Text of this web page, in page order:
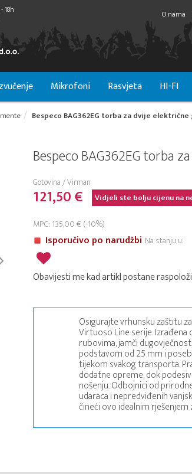
18h O nama
Mikrofoni Rasvjeta HI-FI
Bespeco BAG362EG torba za dvije
Bespeco BAG362EG torba
Gotovina / Virman
121,50 € Vidjeli ste bolju cijenu na
MPC: 135,00 € (-10%)
Isporučivo po narudžbi Na stanju u:
Obavijesti me kad artikl postane
Osigurajte vrhunsku zaštitu
Virtuoso Line serije.
rubovima, jamči
podstavom od 25 mm i
tijekom svakog transporta.
dodatne opreme, dok
nošenju. Odbojnici od
udaraca i nepredviđenih
čineći ovo idealnim